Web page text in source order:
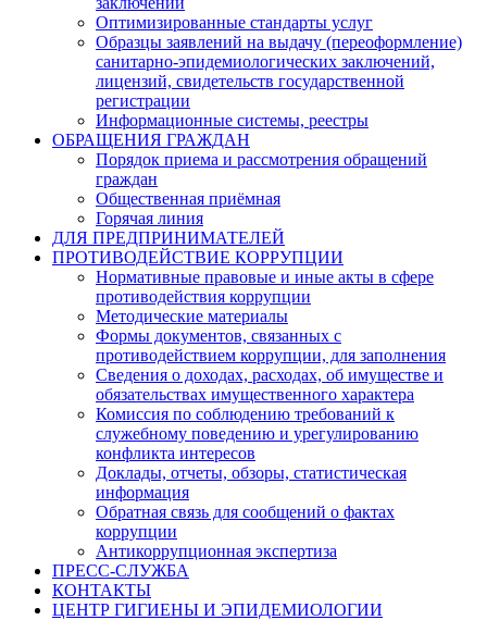
Оптимизированные стандарты услуг
Образцы заявлений на выдачу (переоформление)
санитарно-эпидемиологических заключений,
лицензий, свидетельств государственной
регистрации
Информационные системы, реестры
ОБРАЩЕНИЯ ГРАЖДАН
Порядок приема и рассмотрения обращений
граждан
Общественная приёмная
Горячая линия
ДЛЯ ПРЕДПРИНИМАТЕЛЕЙ
ПРОТИВОДЕЙСТВИЕ КОРРУПЦИИ
Нормативные правовые и иные акты в сфере
противодействия коррупции
Методические материалы
Формы документов, связанных с
противодействием коррупции, для заполнения
Сведения о доходах, расходах, об имуществе и
обязательствах имущественного характера
Комиссия по соблюдению требований к
служебному поведению и урегулированию
конфликта интересов
Доклады, отчеты, обзоры, статистическая
информация
Обратная связь для сообщений о фактах
коррупции
Антикоррупционная экспертиза
ПРЕСС-СЛУЖБА
КОНТАКТЫ
ЦЕНТР ГИГИЕНЫ И ЭПИДЕМИОЛОГИИ